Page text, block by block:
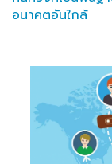
อนาคตอันใกล้